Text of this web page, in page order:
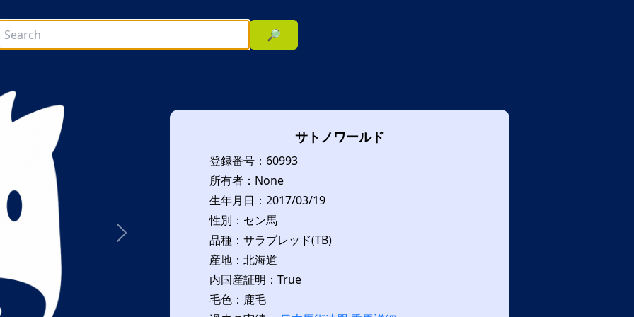
🔎
次へ
サトノワールド
登録番号：60993
所有者：None
生年月日：2017/03/19
性別：セン馬
品種：サラブレッド(TB)
産地：北海道
内国産証明：True
毛色：鹿毛